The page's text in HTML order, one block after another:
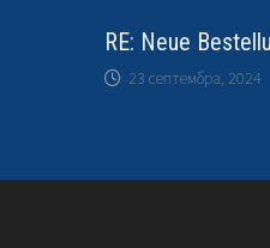
RE: Neue
23 септембра, 2024